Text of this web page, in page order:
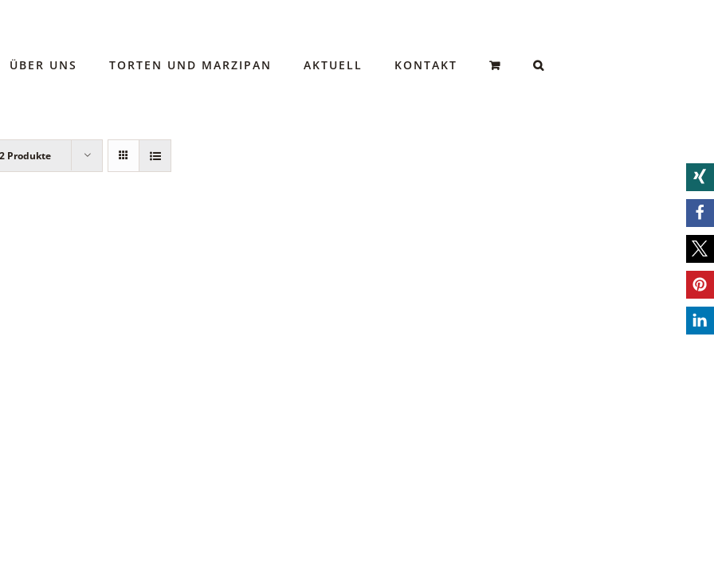
ÜBER UNS TORTEN UND MARZIPAN AKTUELL KONTAKT
Produkte